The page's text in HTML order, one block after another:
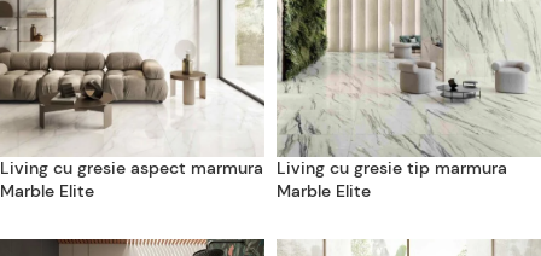
Living cu gresie aspect marmura
Marble Elite
Living cu gresie tip marmura
Marble Elite